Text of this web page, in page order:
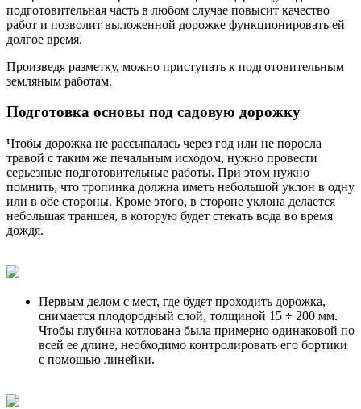
подготовительная часть в любом случае повысит качество
работ и позволит выложенной дорожке функционировать ей
долгое время.
Произведя разметку, можно приступать к подготовительным
земляным работам.
Подготовка основы под садовую дорожку
Чтобы дорожка не рассыпалась через год или не поросла
травой с таким же печальным исходом, нужно провести
серьезные подготовительные работы. При этом нужно
помнить, что тропинка должна иметь небольшой уклон в одну
или в обе стороны. Кроме этого, в стороне уклона делается
небольшая траншея, в которую будет стекать вода во время
дождя.
Первым делом с мест, где будет проходить дорожка,
снимается плодородный слой, толщиной 15 ÷ 200 мм.
Чтобы глубина котлована была примерно одинаковой по
всей ее длине, необходимо контролировать его бортики
с помощью линейки.